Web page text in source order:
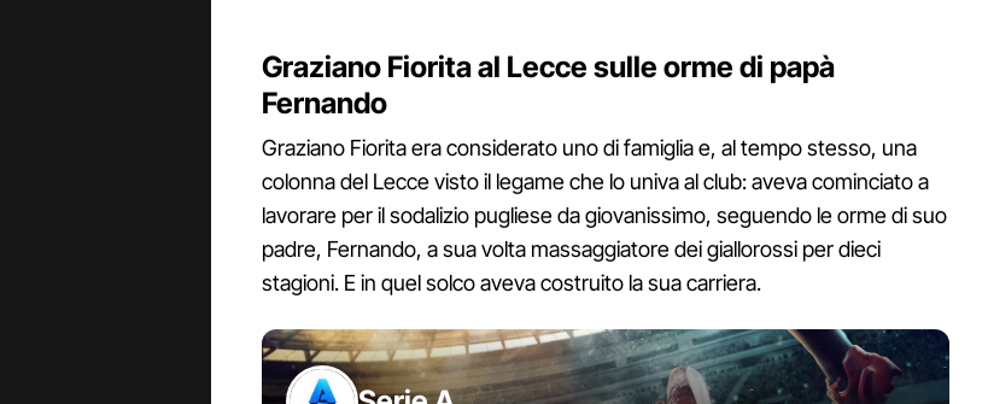
Graziano Fiorita al Lecce sulle orme di papà
Fernando
Graziano Fiorita era considerato uno di famiglia e, al tempo stesso, una
colonna del Lecce visto il legame che lo univa al club: aveva cominciato a
lavorare per il sodalizio pugliese da giovanissimo, seguendo le orme di suo
padre, Fernando, a sua volta massaggiatore dei giallorossi per dieci
stagioni. E in quel solco aveva costruito la sua carriera.